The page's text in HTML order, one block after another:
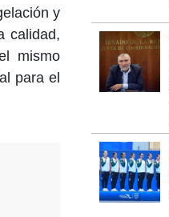
y
calidad,
mismo
para el